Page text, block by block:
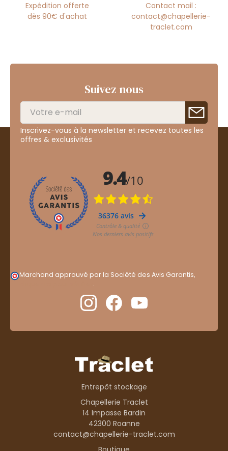
Expédition offerte
dès 90€ d'achat
Contact mail :
contact@chapellerie-
traclet.com
Suivez nous
Inscrivez-vous à la newsletter et recevez toutes les
offres & exclusivités
Marchand approuvé par la Société des Avis Garantis,
.
Entrepôt stockage
Chapellerie Traclet
14 Impasse Bardin
42300 Roanne
contact@chapellerie-traclet.com